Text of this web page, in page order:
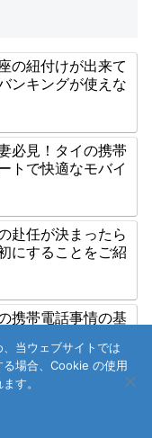
の紐付けが出来て
ンキングが使えな
必見！タイの携帯
トで快適なモバイ
赴任が決まったら
にすることをご紹
携帯電話事情の基
荷造りを自分です
はLAZADAで全部
当ウェブサイトでは
場合、Cookie の使用
す。